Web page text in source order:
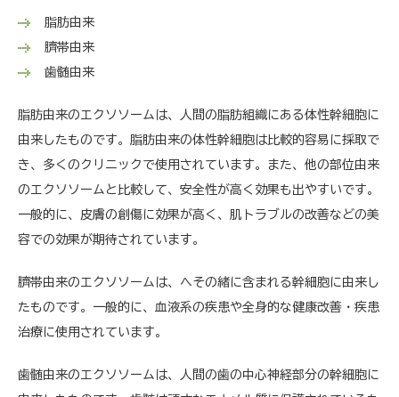
脂肪由来
臍帯由来
歯髄由来
脂肪由来のエクソソームは、人間の脂肪組織にある体性幹細胞に
由来したものです。脂肪由来の体性幹細胞は比較的容易に採取で
き、多くのクリニックで使用されています。また、他の部位由来
のエクソソームと比較して、安全性が高く効果も出やすいです。
一般的に、皮膚の創傷に効果が高く、肌トラブルの改善などの美
容での効果が期待されています。
臍帯由来のエクソソームは、へその緒に含まれる幹細胞に由来し
たものです。一般的に、血液系の疾患や全身的な健康改善・疾患
治療に使用されています。
歯髄由来のエクソソームは、人間の歯の中心神経部分の幹細胞に